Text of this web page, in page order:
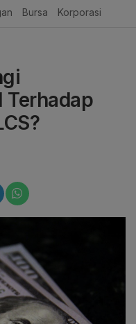
Bursa Korporasi
Terhadap